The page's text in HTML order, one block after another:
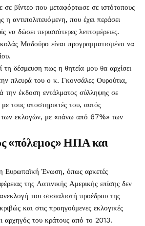
σε βίντεο που μεταφόρτωσε σε ιστότοπους
η αντιπολιτευόμενη, που έχει περάσει
να δώσει περισσότερες λεπτομέρειες.
Μαδούρο είναι προγραμματισμένο να
τη δέσμευση πως η θητεία μου θα αρχίσει
πλευρά του ο κ. Γκονσάλες Ουρούτια,
την έκδοση εντάλματος σύλληψης σε
τους υποστηρικτές του, αυτός
των εκλογών, με «πάνω από 67%» των
«πόλεμος» ΗΠΑ και
Ένωση, όπως αρκετές
της Λατινικής Αμερικής επίσης δεν
του σοσιαλιστή προέδρου της
και στις προηγούμενες εκλογικές
αρχηγός του κράτους από το 2013.